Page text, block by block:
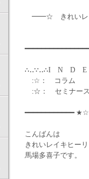
━━☆ きれいレ
∴‥∵‥∴I N D E
:☆： コラム
:☆： セミナー
━━━━━━━━━━━━
こんばんは
きれいレイキヒー
馬場多喜子です。